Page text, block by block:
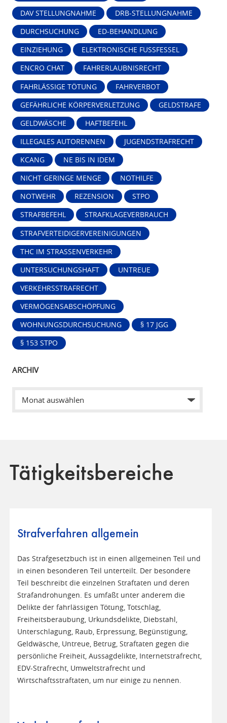
DAV STELLUNGNAHME DRB-STELLUNGNAHME
DURCHSUCHUNG ED-BEHANDLUNG
EINZIEHUNG ELEKTRONISCHE FUSSFESSEL
ENCRO CHAT FAHRERLAUBNISRECHT
FAHRLÄSSIGE TÖTUNG FAHRVERBOT
GEFÄHRLICHE KÖRPERVERLETZUNG GELDSTRAFE
GELDWÄSCHE HAFTBEFEHL
ILLEGALES AUTORENNEN JUGENDSTRAFRECHT
KCANG NE BIS IN IDEM
NICHT GERINGE MENGE NOTHILFE
NOTWEHR REZENSION STPO
STRAFBEFEHL STRAFKLAGEVERBRAUCH
STRAFVERTEIDIGERVEREINIGUNGEN
THC IM STRASSENVERKEHR
UNTERSUCHUNGSHAFT UNTREUE
VERKEHRSSTRAFRECHT
VERMÖGENSABSCHÖPFUNG
WOHNUNGSDURCHSUCHUNG § 17 JGG
§ 153 STPO
ARCHIV
Tätigkeitsbereiche
Strafverfahren allgemein
Das Strafgesetzbuch ist in einen allgemeinen Teil und
in einen besonderen Teil unterteilt. Der besondere
Teil beschreibt die einzelnen Straftaten und deren
Strafandrohungen. Es umfaßt unter anderem die
Delikte der fahrlässigen Tötung, Totschlag,
Freiheitsberaubung, Urkundsdelikte, Diebstahl,
Unterschlagung, Raub, Erpressung, Begünstigung,
Geldwäsche, Untreue, Betrug, Straftaten gegen die
persönliche Freiheit, Aussagdelikte, Internetstrafrecht,
EDV-Strafrecht, Umweltstrafrecht und
Wirtschaftsstraftaten, um nur einige zu nennen.